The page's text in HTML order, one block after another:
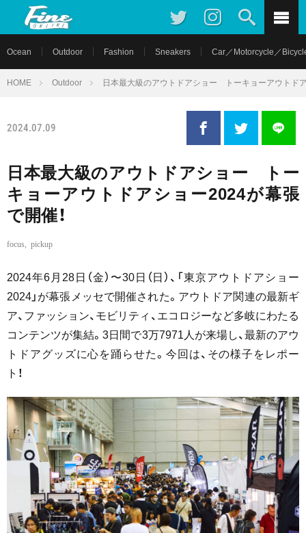
Ocean Outdoor Fashion Sneakers Car／Motorcycle／
HOME Outdoor 日本最大級のアウトドアショー トーキョーアウトド
2024.07.09
日本最大級のアウトドアショー トー
キョーアウトドアショー2024が幕張
で開催！
focus pickup
2024年6月28日（金）〜30日（日）、「東京アウトドアショー
2024」が幕張メッセで開催された。アウトドア関連の最新ギ
ア、ファッション、モビリティ、エコロジーなど多岐にわたる
コンテンツが集結。3日間で3万7971人が来場し、最新のアウ
トドアグッズに心を踊らせた。今回は、その様子をレポー
ト！